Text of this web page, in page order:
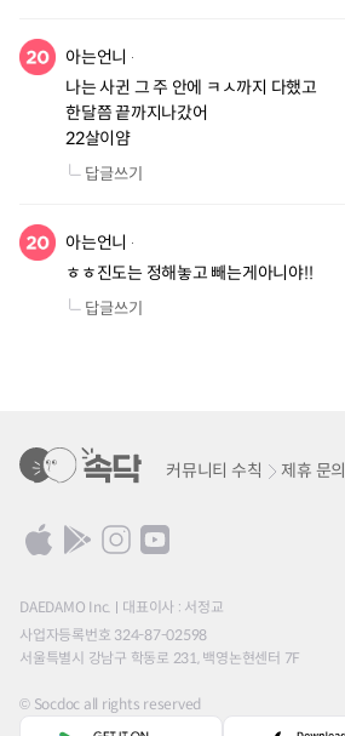
아는언니
나는 사귄 그 주 안에 ㅋㅅ까지 다했고
한달쯤 끝까지나갔어
22살이얌
답글쓰기
아는언니
ㅎㅎ진도는 정해놓고 빼는게아니야!!
답글쓰기
커뮤니티 수칙 제휴 문의
DAEDAMO Inc.
대표이사 : 서정교
사업자등록번호 324-87-02598
서울특별시 강남구 학동로 231, 백영논현센터 7F
© Socdoc all rights reserved